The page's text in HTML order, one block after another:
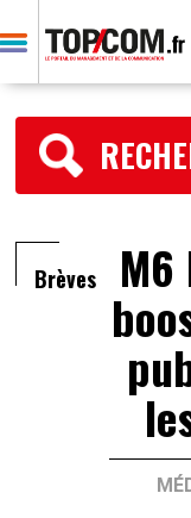
Brèves